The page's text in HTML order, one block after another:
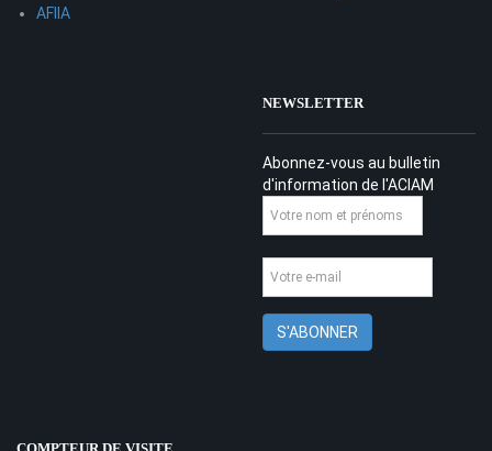
AFIIA
NEWSLETTER
Abonnez-vous au bulletin
d'information de l'ACIAM